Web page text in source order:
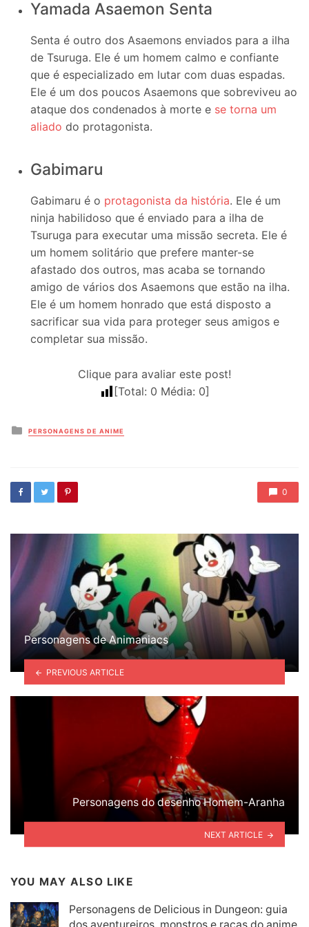
Yamada Asaemon Senta
Senta é outro dos Asaemons enviados para a ilha
de Tsuruga. Ele é um homem calmo e confiante
que é especializado em lutar com duas espadas.
Ele é um dos poucos Asaemons que sobreviveu ao
ataque dos condenados à morte e se torna um
aliado do protagonista.
Gabimaru
Gabimaru é o protagonista da história. Ele é um
ninja habilidoso que é enviado para a ilha de
Tsuruga para executar uma missão secreta. Ele é
um homem solitário que prefere manter-se
afastado dos outros, mas acaba se tornando
amigo de vários dos Asaemons que estão na ilha.
Ele é um homem honrado que está disposto a
sacrificar sua vida para proteger seus amigos e
completar sua missão.
Clique para avaliar este post!
[Total: 0 Média: 0]
Posted
in
PERSONAGENS DE ANIME
0
Personagens de Animaniacs
PREVIOUS ARTICLE
Personagens do desenho Homem-Aranha
NEXT ARTICLE
YOU MAY ALSO LIKE
Personagens de Delicious in Dungeon: guia